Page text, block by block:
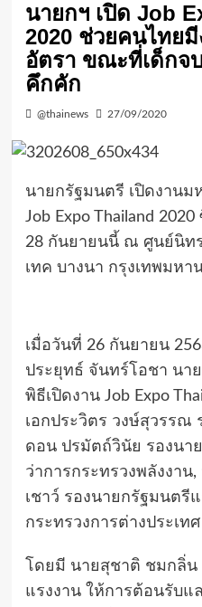
นายกฯ เปิด Job
2020 ช่วยคนไทย
อัตรา ขณะที่เด็กจ
คึกคัก
@thainews 27/09/2020
นายกรัฐมนตรี เปิดงานม
Job Expo Thailand
28 กันยายนนี้ ณ ศูนย์นิท
เทค บางนา กรุงเทพมหา
เมื่อวันที่ 26 กันยายน
ประยุทธ์ จันทร์โอชา นา
พิธีเปิดงาน Job Expo
เอกประวิตร วงษ์สุวรรณ
ดอน ปรมัตถ์วินัย รองนา
ว่าการกระทรวงพลังงา
เชาว์ รองนายกรัฐมนตรี
กระทรวงการต่างประเทศ
โดยมี นายสุชาติ ชมกลิ่น
แรงงาน ให้การต้อนรับแ